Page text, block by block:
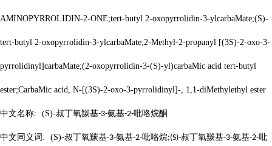
AMINOPYRROLIDIN-2-ONE;tert-butyl 2-oxopyrrolidin-3-ylcarbaMate;(S)-
tert-butyl 2-oxopyrrolidin-3-ylcarbaMate;2-Methyl-2-propanyl [(3S)-2-oxo-3-
pyrrolidinyl]carbaMate;(2-oxopyrrolidin-3-(S)-yl)carbaMic acid tert-butyl
ester;CarbaMic acid, N-[(3S)-2-oxo-3-pyrrolidinyl]-, 1,1-diMethylethyl ester
中文名称: (S)-叔丁氧羰基-3-氨基-2-吡咯烷酮
中文同义词 : (S)-叔丁氧羰基-3-氨基-2-吡咯烷;(S)-叔丁氧羰基-3-氨基-2-吡